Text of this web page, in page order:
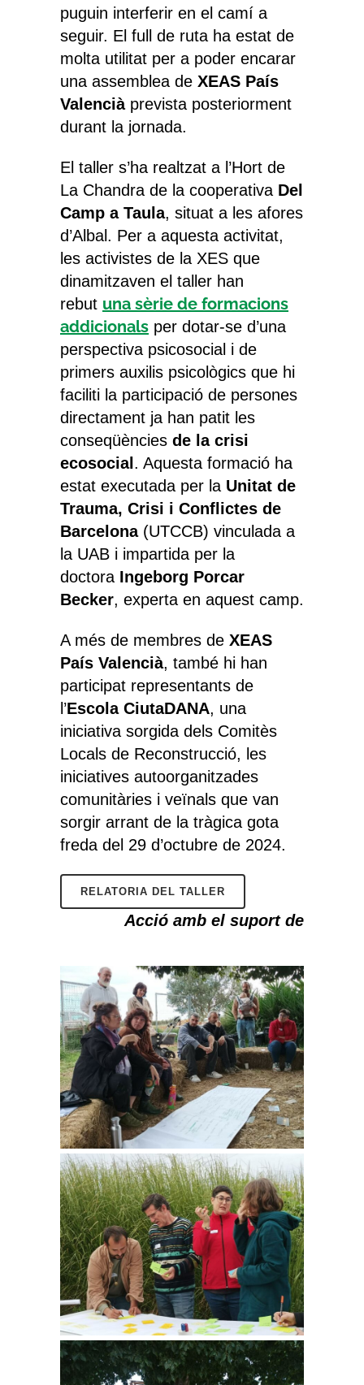
puguin interferir en el camí a
seguir. El full de ruta ha estat de
molta utilitat per a poder encarar
una assemblea de XEAS País
Valenciàprevista posteriorment
durant la jornada.
El taller s’ha realtzat a l’Hort de
La Chandra de la cooperativa Del
Camp a Taula, situat a les afores
d’Albal. Per a aquesta activitat,
les activistes de la XES que
dinamitzaven el taller han
rebut una sèrie de formacions
addicionals per dotar-se d’una
perspectiva psicosocial i de
primers auxilis psicològics que hi
faciliti la participació de persones
directament ja han patit les
conseqüències de la crisi
ecosocial . Aquesta formació ha
estat executada per la Unitat de
Trauma, Crisi i Conflictes de
Barcelona(UTCCB) vinculada a
la UAB i impartida per la
doctora Ingeborg Porcar
Becker, experta en aquest camp.
A més de membres de XEAS
País Valencià, també hi han
participat representants de
l’Escola CiutaDANA, una
iniciativa sorgida dels Comitès
Locals de Reconstrucció, les
iniciatives autoorganitzades
comunitàries i veïnals que van
sorgir arrant de la tràgica gota
freda del 29 d’octubre de 2024.
RELATORIA DEL TALLER
Acció amb el suport de